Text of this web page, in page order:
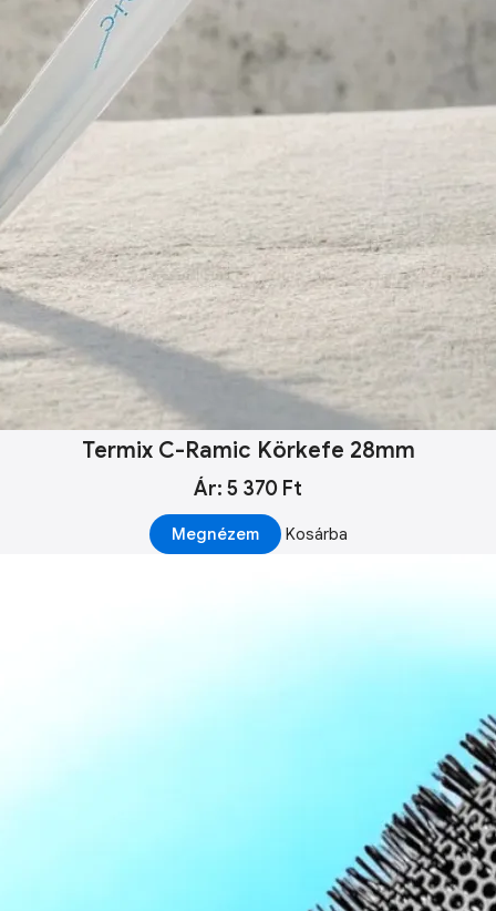
Termix C-Ramic Körkefe 28mm
Ár: 5 370 Ft
Megnézem Kosárba